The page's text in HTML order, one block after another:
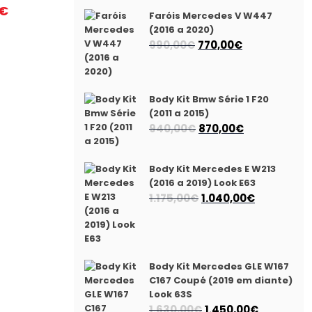
Faróis Mercedes V W447
(2016 a 2020)
990,00€ O
era:
990,00€.
770,00€O
é:
Body Kit Bmw Série 1 F20
(2011 a 2015)
940,00€ O
era:
940,00€.
870,00€O
é:
870,00€.
Body Kit Mercedes E W213
(2016 a 2019) Look E63
1.175,00€O
1.175,00€.
1.040,00€O
1.040,00€.
Body Kit Mercedes GLE W167
C167 Coupé (2019 em diante)
Look 63S
O
O